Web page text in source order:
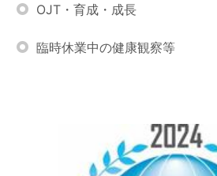
OJT・育成・成長
臨時休業中の健康観察等